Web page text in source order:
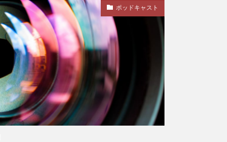
ポッドキャスト